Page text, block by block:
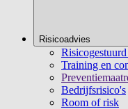
Risicoadvies
Training en
Bedrijfsrisico's
Room of risk